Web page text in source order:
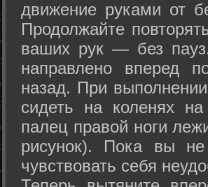
движение руками от
Продолжайте
ваших рук — без
направлено вперед
назад. При
сидеть на коленях
палец правой ноги
рисунок). Пока вы не
чувствовать себя